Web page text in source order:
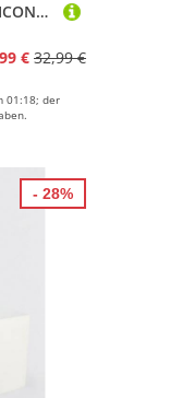
Champion Jogginganzug ICONS CONTRAST Toddler Terry Crewneck Sweatsuit (2-tlg), 2-teiliges Set, aus Baumwolle und Polyester, bequeme Passform
€ 32,99 €
01:18; der
- 28%